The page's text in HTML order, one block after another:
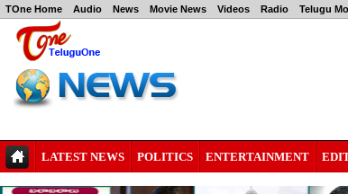
TOne Home Audio News Movie News Videos Radio Telugu
LATEST NEWS POLITICS ENTERTAINMENT